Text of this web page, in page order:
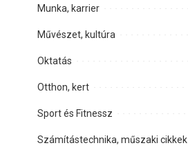
Munka, karrier
Művészet, kultúra
Oktatás
Otthon, kert
Sport és Fitnessz
Számítástechnika, műszaki cikkek